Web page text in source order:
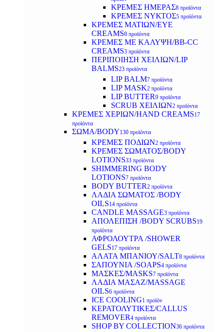
ΚΡΕΜΕΣ ΗΜΕΡΑΣ8 προϊόντα
ΚΡΕΜΕΣ ΝΥΚΤΟΣ5 προϊόντα
ΚΡΕΜΕΣ ΜΑΤΙΩΝ/EYE
CREAMS8 προϊόντα
ΚΡΕΜΕΣ ΜΕ ΚΑΛΥΨΗ/BB-CC
CREAMS3 προϊόντα
ΠΕΡΙΠΟΙΗΣΗ ΧΕΙΛΙΩΝ/LIP
BALMS23 προϊόντα
LIP BALM7 προϊόντα
LIP MASK2 προϊόντα
LIP BUTTER9 προϊόντα
SCRUB ΧΕΙΛΙΩΝ2 προϊόντα
ΚΡΕΜΕΣ ΧΕΡΙΩΝ/HAND CREAMS17
προϊόντα
ΣΩΜΑ/BODY130 προϊόντα
ΚΡΕΜΕΣ ΠΟΔΙΩΝ2 προϊόντα
ΚΡΕΜΕΣ ΣΩΜΑΤΟΣ/BODY
LOTIONS33 προϊόντα
SHIMMERING BODY
LOTIONS7 προϊόντα
BODY BUTTER2 προϊόντα
ΛΑΔΙΑ ΣΩΜΑΤΟΣ /BODY
OILS14 προϊόντα
CANDLE MASSAGE3 προϊόντα
ΑΠΟΛΕΠΙΣΗ /BODY SCRUBS19
προϊόντα
ΑΦΡΟΛΟΥΤΡΑ /SHOWER
GELS17 προϊόντα
ΑΛΑΤΑ ΜΠΑΝΙΟΥ/SALT8 προϊόντα
ΣΑΠΟΥΝΙΑ /SOAPS4 προϊόντα
ΜΑΣΚΕΣ/MASKS7 προϊόντα
ΛΑΔΙΑ ΜΑΣΑΖ/MASSAGE
OILS6 προϊόντα
ICE COOLING1 προϊόν
ΚΕΡΑΤΟΛΥΤΙΚΕΣ/CALLUS
REMOVER4 προϊόντα
SHOP BY COLLECTION36 προϊόντα